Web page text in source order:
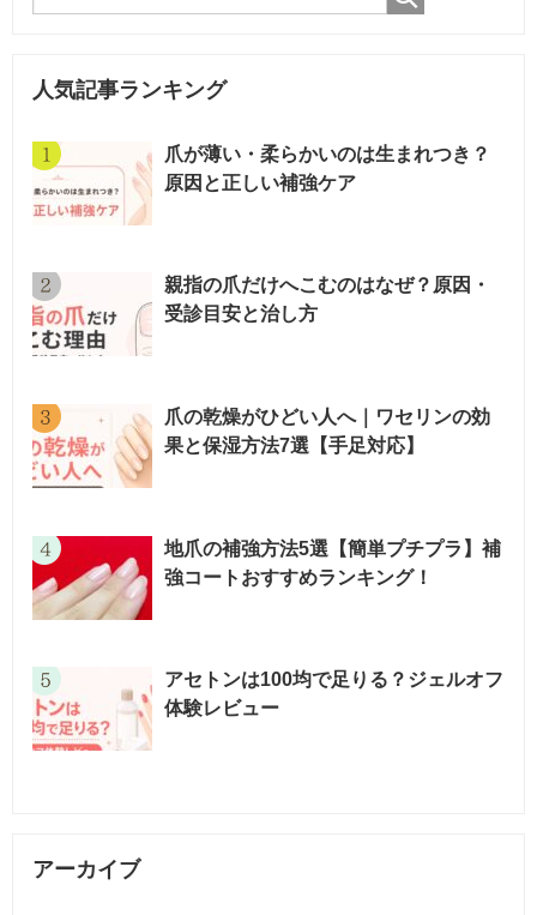
人気記事ランキング
爪が薄い・柔らかいのは生まれつき？
原因と正しい補強ケア
親指の爪だけへこむのはなぜ？原因・
受診目安と治し方
爪の乾燥がひどい人へ｜ワセリンの効
果と保湿方法7選【手足対応】
地爪の補強方法5選【簡単プチプラ】補
強コートおすすめランキング！
アセトンは100均で足りる？ジェルオフ
体験レビュー
アーカイブ